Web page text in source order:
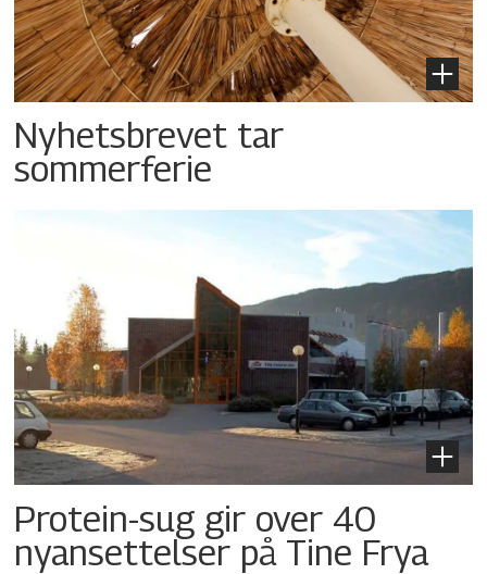
Nyhetsbrevet tar
sommerferie
Protein-sug gir over 40
nyansettelser på Tine Frya